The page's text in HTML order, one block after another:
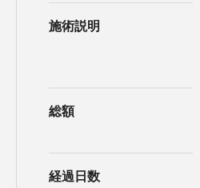
施術説明
総額
経過日数